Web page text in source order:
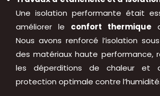
Une isolation performante était
améliorer le confort thermique
Nous avons renforcé l’isolation
des matériaux haute performance,
les déperditions de chaleur et
protection optimale contre l’humidité.